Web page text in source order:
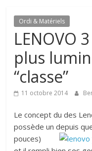
belge
connecté
Ordi & Matériels
LENOVO
plus
“classe”
11 octobre 2014
Le concept du des
possède un depuis
pouces)